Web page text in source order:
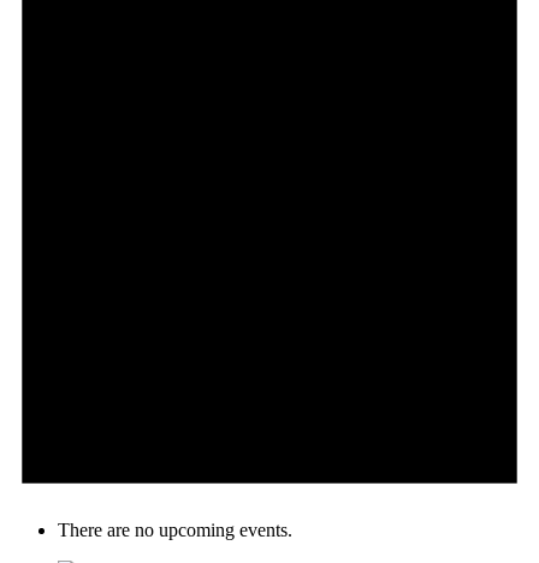
There are no upcoming events.